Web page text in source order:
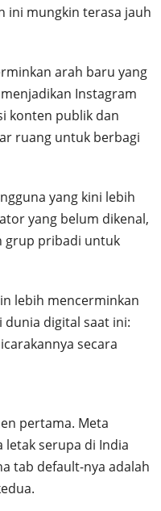
ini mungkin terasa jauh
arah baru yang
Instagram
konten publik dan
ruang untuk berbagi
yang kini lebih
yang belum dikenal,
grup pribadi untuk
lebih mencerminkan
digital saat ini:
secara
pertama. Meta
serupa di India
tab default-nya adalah